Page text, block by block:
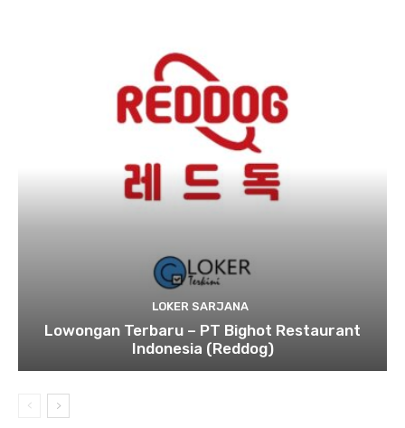
LOKER SARJANA
Lowongan Terbaru – PT Bighot Restaurant
Indonesia (Reddog)